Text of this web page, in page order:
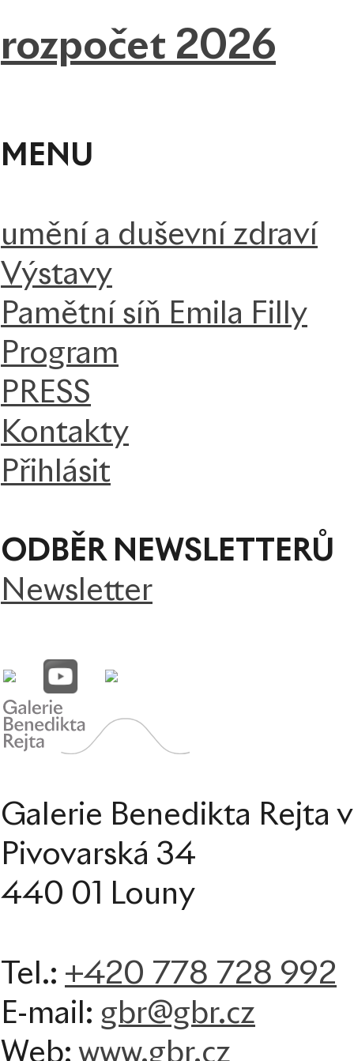
rozpočet 2026
MENU
umění a duševní zdraví
Výstavy
Pamětní síň Emila Filly
Program
PRESS
Kontakty
Přihlásit
ODBĚR NEWSLETTERŮ
Newsletter
Galerie Benedikta Rejta
Pivovarská 34
440 01 Louny
Tel.: +420 778 728 992
E-mail: gbr@gbr.cz
Web: www.gbr.cz